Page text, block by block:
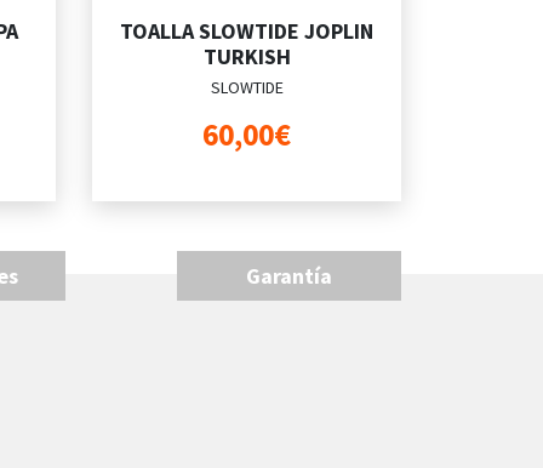
TOALLA SLOWTIDE JOPLIN
TURKISH
SLOWTIDE
60,00€
Garantía